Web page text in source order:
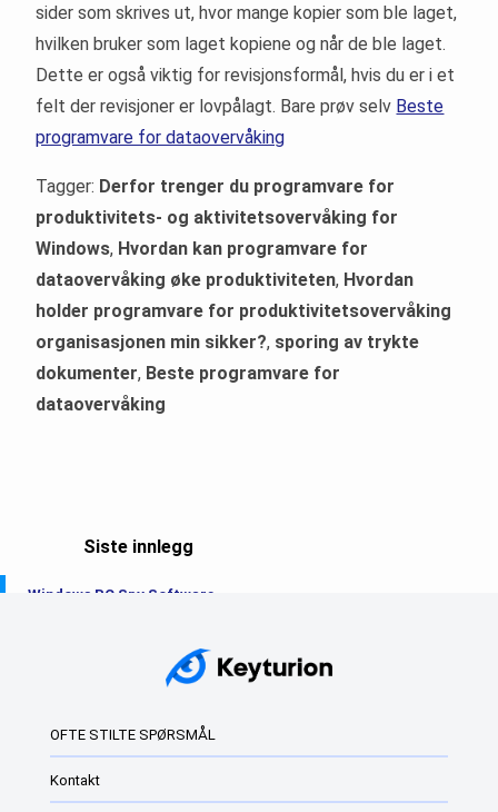
sider som skrives ut, hvor mange kopier som ble laget,
hvilken bruker som laget kopiene og når de ble laget.
Dette er også viktig for revisjonsformål, hvis du er i et
felt der revisjoner er lovpålagt. Bare prøv selv Beste
programvare for dataovervåking
Tagger: Derfor trenger du programvare for
produktivitets- og aktivitetsovervåking for
Windows, Hvordan kan programvare for
dataovervåking øke produktiviteten, Hvordan
holder programvare for produktivitetsovervåking
organisasjonen min sikker?, sporing av trykte
dokumenter, Beste programvare for
dataovervåking
Siste innlegg
Windows PC Spy Software
Beste overvåkingsprogramvare for Windows
OFTE STILTE SPØRSMÅL
Kontakt